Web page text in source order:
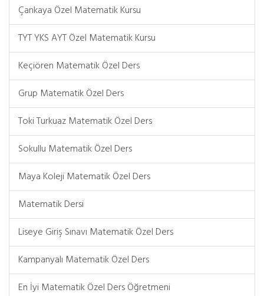
Çankaya Özel Matematik Kursu
TYT YKS AYT Özel Matematik Kursu
Keçiören Matematik Özel Ders
Grup Matematik Özel Ders
Toki Turkuaz Matematik Özel Ders
Sokullu Matematik Özel Ders
Maya Koleji Matematik Özel Ders
Matematik Dersi
Liseye Giriş Sınavı Matematik Özel Ders
Kampanyalı Matematik Özel Ders
En İyi Matematik Özel Ders Öğretmeni